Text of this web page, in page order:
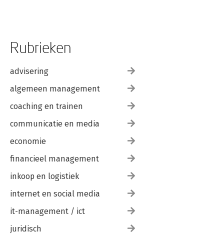
Rubrieken
advisering
algemeen management
coaching en trainen
communicatie en media
economie
financieel management
inkoop en logistiek
internet en social media
it-management / ict
juridisch